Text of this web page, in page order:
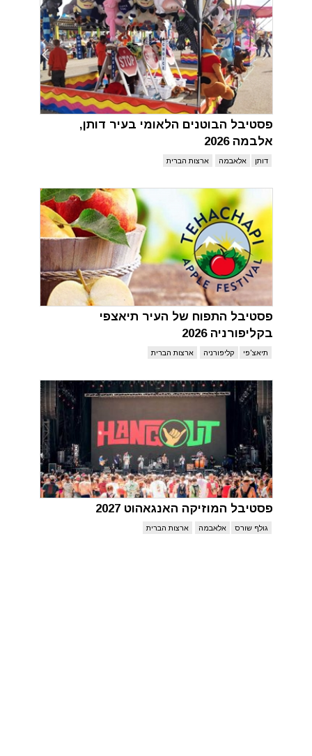
פסטיבל הבוטנים הלאומי בעיר דותן,
אלבמה 2026
דותן אלאבמה ארצות הברית
פסטיבל התפוח של העיר תיאצפי
בקליפורניה 2026
תיאצ'פי קליפורניה ארצות הברית
פסטיבל המוזיקה האנגאהוט 2027
גולף שורס אלאבמה ארצות הברית